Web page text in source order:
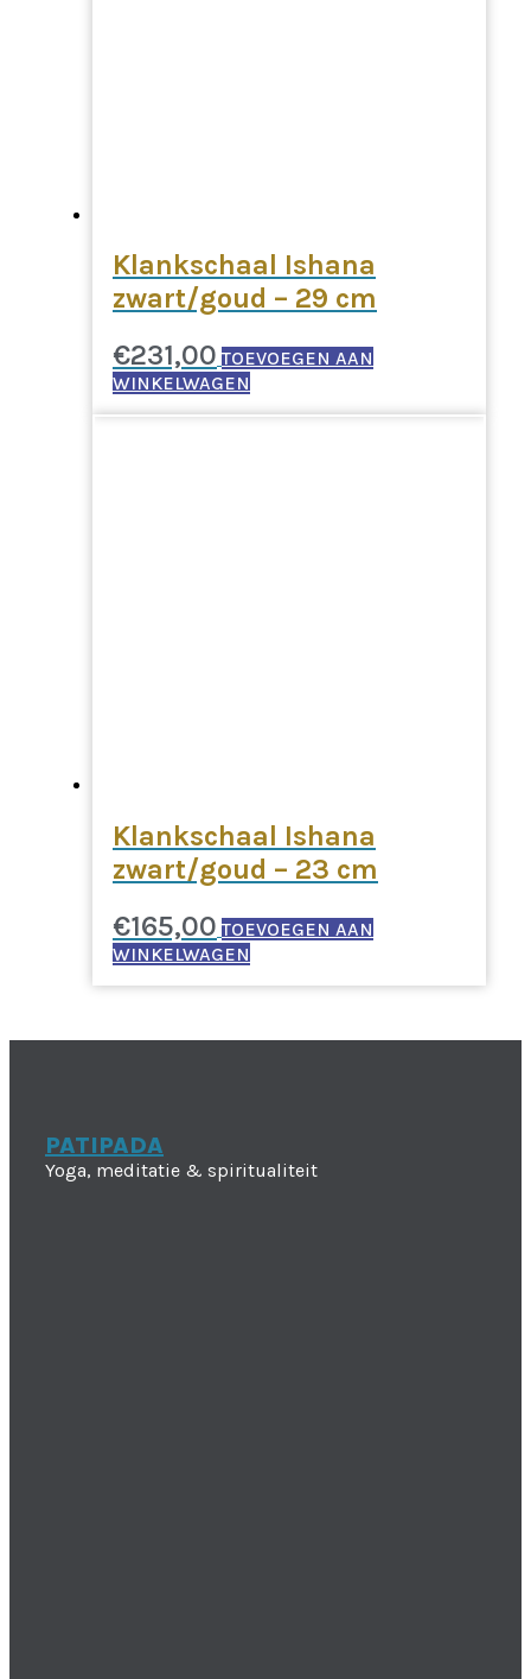
Klankschaal Ishana
zwart/goud – 29 cm
€231,00 TOEVOEGEN AAN
WINKELWAGEN
Klankschaal Ishana
zwart/goud – 23 cm
€165,00 TOEVOEGEN AAN
WINKELWAGEN
PATIPADA
Yoga, meditatie & spiritualiteit